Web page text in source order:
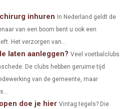
S
T
N
inhuren In Nederland geldt de
van een boom bent u ook een
Het verzorgen van...
laten aanleggen? Veel voetbalclubs
De clubs hebben geruime tijd
van de gemeente, maar
doe je hier Vintag tegels? Die